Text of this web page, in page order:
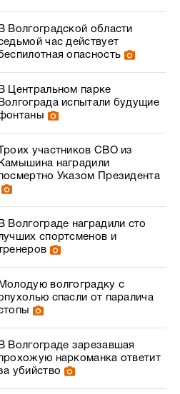
В Волгоградской области
час действует
опасность
В Центральном парке
Волгограда испытали будущие
Троих участников СВО из
Камышина наградили
Указом Президента
В Волгограде наградили сто
спортсменов и
Молодую волгоградку с
спасли от паралича
В Волгограде зарезавшая
наркоманка ответит
убийство